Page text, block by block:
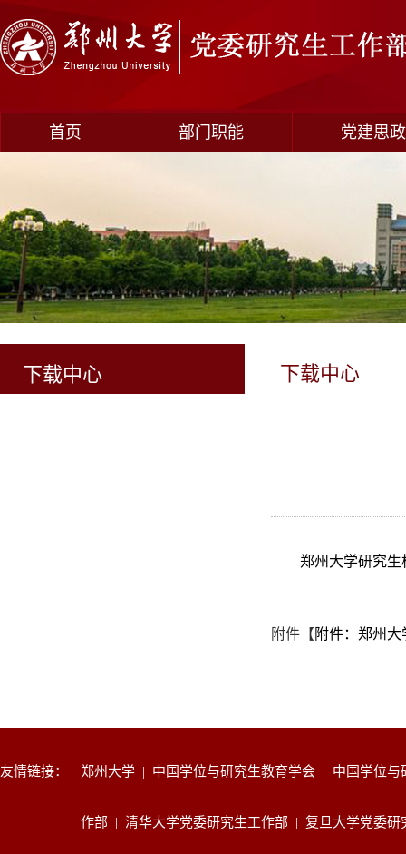
首页 部门职能 党建思政
下载中心 下载中心
郑州大学研究
附件【 附件：郑州
友情链接： 郑州大学 | 中国学位与研究生教育学会 | 中国学位
作部 |清华大学党委研究生工作部 | 复旦大学党委